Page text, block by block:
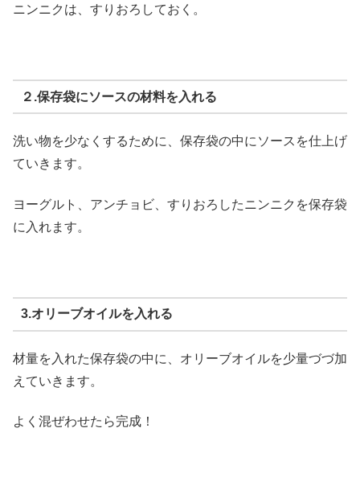
ニンニクは、すりおろしておく。
２.保存袋にソースの材料を入れる
洗い物を少なくするために、保存袋の中にソースを仕上げ
ていきます。
ヨーグルト、アンチョビ、すりおろしたニンニクを保存袋
に入れます。
3.オリーブオイルを入れる
材量を入れた保存袋の中に、オリーブオイルを少量づづ加
えていきます。
よく混ぜわせたら完成！